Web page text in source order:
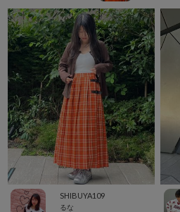
SHIBUYA109
るな